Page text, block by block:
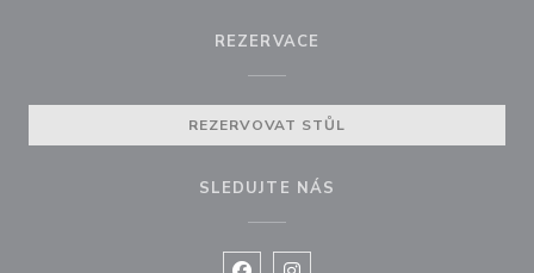
REZERVACE
REZERVOVAT STŮL
SLEDUJTE NÁS